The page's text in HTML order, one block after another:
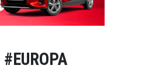
#EUROPA